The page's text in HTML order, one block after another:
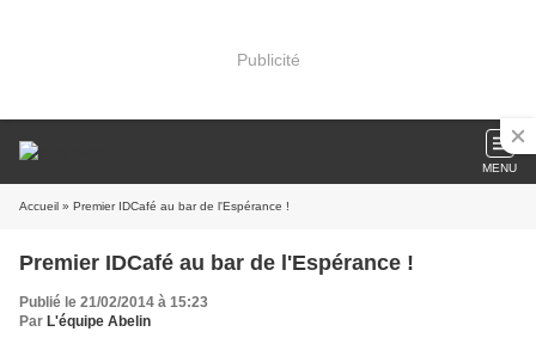
Publicité
MENU
Accueil » Premier IDCafé au bar de l'Espérance !
Premier IDCafé au bar de l'Espérance !
Publié le 21/02/2014 à 15:23
Par L'équipe Abelin